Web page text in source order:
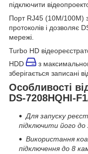
підключити
Порт RJ45 (10M/100M)
протоколів і дозволяє
мережі.
Turbo HD
HDD
з
зберігається записані
Особливості
DS-7208HQHI-
Для запуску
підключити його до
Використання
підключення до 8